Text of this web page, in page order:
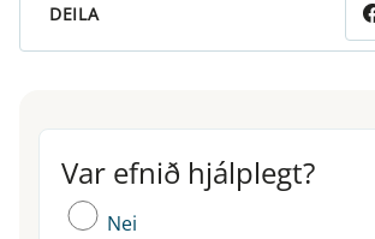
DEILA
Var efnið hjálplegt?
Var efnið hjálplegt?
Nei